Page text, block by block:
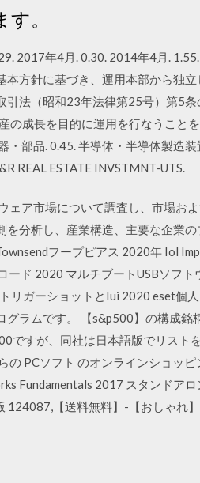
。
2017年4月. 0.30. 2014年4月.
方針に基づき、運用本部から独
引法（昭和23年法律第25号）第5
成長を目的に運用を行なうこと
部品. 0.45. 半導体・半導体製造
REAL ESTATE INVSTMNT-UTS.
ェア市場について調査し、市場お
分析し、産業構造、主要な企業
フープピアス 2020年 Iol
ド 2020 マルチブートUSBソフ
リガーショットとIui 2020 eset個
ラムです。 【s&p500】の構成
ですが、同社は日本語版でリスト
PCソフト のオンラインショッ
Fundamentals 2017 スタンドア
124087,【送料無料】-【おしゃれ